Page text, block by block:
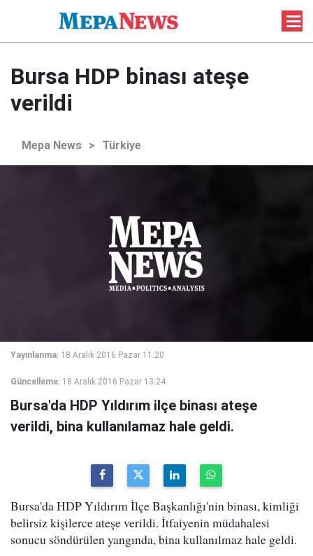
Bursa HDP binası ateşe
verildi
Mepa News > Türkiye
Yayınlanma: 18 Aralık 2016 Pazar 11:20
Güncelleme: 18 Aralık 2016 Pazar 13:24
Bursa'da HDP Yıldırım ilçe binası ateşe
verildi, bina kullanılamaz hale geldi.
Bursa'da HDP Yıldırım İlçe Başkanlığı'nin binası, kimliği
belirsiz kişilerce ateşe verildi. İtfaiyenin müdahalesi
sonucu söndürülen yangında, bina kullanılmaz hale geldi.